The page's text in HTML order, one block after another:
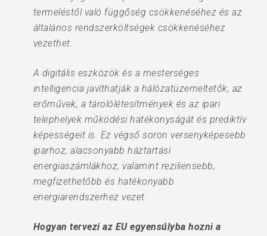
termeléstől való függőség csökkenéséhez és az
általános rendszerköltségek csökkenéséhez
vezethet.
A digitális eszközök és a mesterséges
intelligencia javíthatják a hálózatüzemeltetők, az
erőművek, a tárolólétesítmények és az ipari
telephelyek működési hatékonyságát és prediktív
képességeit is. Ez végső soron versenyképesebb
iparhoz, alacsonyabb háztartási
energiaszámlákhoz, valamint reziliensebb,
megfizethetőbb és hatékonyabb
energiarendszerhez vezet.
Hogyan tervezi az EU egyensúlyba hozni a